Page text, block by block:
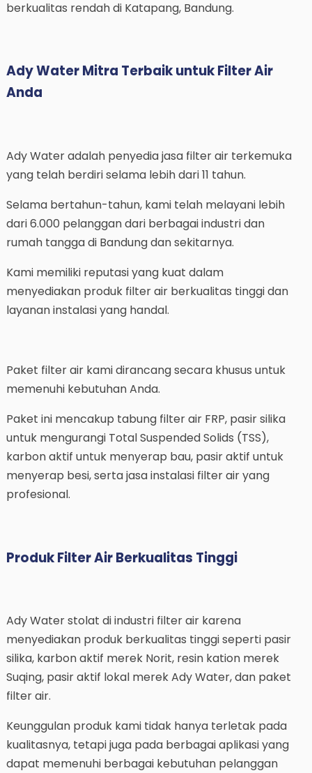
berkualitas rendah di Katapang, Bandung.
Ady Water Mitra Terbaik untuk Filter Air
Anda
Ady Water adalah penyedia jasa filter air terkemuka
yang telah berdiri selama lebih dari 11 tahun.
Selama bertahun-tahun, kami telah melayani lebih
dari 6.000 pelanggan dari berbagai industri dan
rumah tangga di Bandung dan sekitarnya.
Kami memiliki reputasi yang kuat dalam
menyediakan produk filter air berkualitas tinggi dan
layanan instalasi yang handal.
Paket filter air kami dirancang secara khusus untuk
memenuhi kebutuhan Anda.
Paket ini mencakup tabung filter air FRP, pasir silika
untuk mengurangi Total Suspended Solids (TSS),
karbon aktif untuk menyerap bau, pasir aktif untuk
menyerap besi, serta jasa instalasi filter air yang
profesional.
Produk Filter Air Berkualitas Tinggi
Ady Water stolat di industri filter air karena
menyediakan produk berkualitas tinggi seperti pasir
silika, karbon aktif merek Norit, resin kation merek
Suqing, pasir aktif lokal merek Ady Water, dan paket
filter air.
Keunggulan produk kami tidak hanya terletak pada
kualitasnya, tetapi juga pada berbagai aplikasi yang
dapat memenuhi berbagai kebutuhan pelanggan